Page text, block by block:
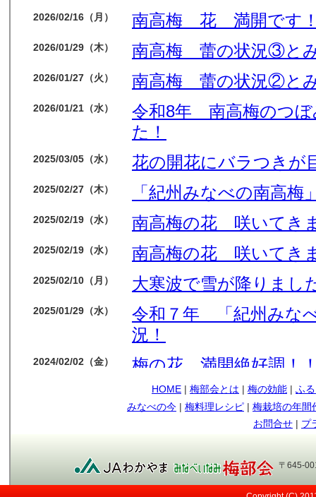
2026/02/16（月） 南高梅 花 満開です
2026/01/29（木） 南高梅 蕾の状況③と
2026/01/27（火） 南高梅 蕾の状況②と
2026/01/21（水）
令和8年 南高梅のつぼ
た！
2025/03/05（水） 花の開花にバラつきが
2025/02/27（木） 「紀州みなべの南高
2025/02/19（水） 南高梅の花 咲いてき
2025/02/19（水） 南高梅の花 咲いてき
2025/02/10（月） 大寒波で雪が降りまし
2025/01/29（水）
令和７年 「紀州みな
況！
2024/02/02（金） 梅の花 満開絶好調！
今年も梅の花順調です
もう少しで収獲です
順調に育ってます
2023/03/29（水） 今年も南高梅の実が見
HOME | 梅部会とは | 梅の効能 | ふ
みなべの今 | 梅料理レシピ | 梅栽培の年間
お問合せ | プ
〒645-